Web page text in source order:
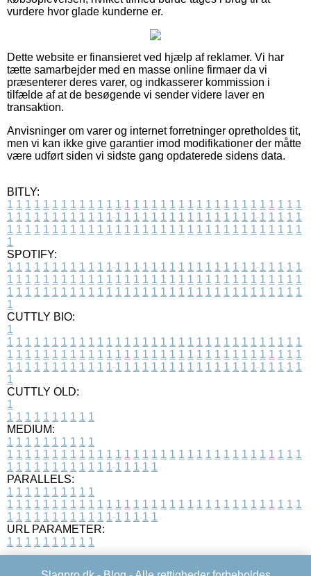
vurdere hvor glade kunderne er.
Dette website er finansieret ved hjælp af reklamer. Vi har
tætte samarbejder med en masse online firmaer da vi
præsenterer deres varer, og indkasserer kommission i
tilfælde af at de besøgende vi sender videre laver en
transaktion.
Anvisninger om varer og internet forretninger opretholdes tit,
men vi kan ikke give garantier imod modifikationer der måtte
være udført siden vi sidste gang opdaterede sidens data.
BITLY:
1 1 1 1 1 1 1 1 1 1 1 1 1 1 1 1 1 1 1 1 1 1 1 1 1 1 1 1 1 1 1 1 1
1 1 1 1 1 1 1 1 1 1 1 1 1 1 1 1 1 1 1 1 1 1 1 1 1 1 1 1 1 1 1 1 1
1 1 1 1 1 1 1 1 1 1 1 1 1 1 1 1 1 1 1 1 1 1 1 1 1 1 1 1 1 1 1 1 1
1
SPOTIFY:
1 1 1 1 1 1 1 1 1 1 1 1 1 1 1 1 1 1 1 1 1 1 1 1 1 1 1 1 1 1 1 1 1
1 1 1 1 1 1 1 1 1 1 1 1 1 1 1 1 1 1 1 1 1 1 1 1 1 1 1 1 1 1 1 1 1
1 1 1 1 1 1 1 1 1 1 1 1 1 1 1 1 1 1 1 1 1 1 1 1 1 1 1 1 1 1 1 1 1
1
CUTTLY BIO:
1
1 1 1 1 1 1 1 1 1 1 1 1 1 1 1 1 1 1 1 1 1 1 1 1 1 1 1 1 1 1 1 1 1
1 1 1 1 1 1 1 1 1 1 1 1 1 1 1 1 1 1 1 1 1 1 1 1 1 1 1 1 1 1 1 1 1
1 1 1 1 1 1 1 1 1 1 1 1 1 1 1 1 1 1 1 1 1 1 1 1 1 1 1 1 1 1 1 1 1
1
CUTTLY OLD:
1
1 1 1 1 1 1 1 1 1 1
MEDIUM:
1 1 1 1 1 1 1 1 1 1
1 1 1 1 1 1 1 1 1 1 1 1 1 1 1 1 1 1 1 1 1 1 1 1 1 1 1 1 1 1 1 1 1
1 1 1 1 1 1 1 1 1 1 1 1 1 1 1 1 1
PARALLELS:
1 1 1 1 1 1 1 1 1 1
1 1 1 1 1 1 1 1 1 1 1 1 1 1 1 1 1 1 1 1 1 1 1 1 1 1 1 1 1 1 1 1 1
1 1 1 1 1 1 1 1 1 1 1 1 1 1 1 1 1
URL PARAMETER:
1 1 1 1 1 1 1 1 1 1